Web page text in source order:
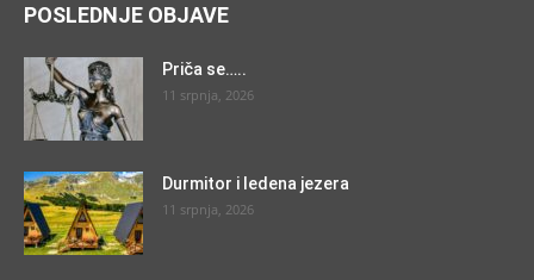
POSLEDNJE OBJAVE
Priča se…..
11 srpnja, 2026
Durmitor i ledena jezera
11 srpnja, 2026